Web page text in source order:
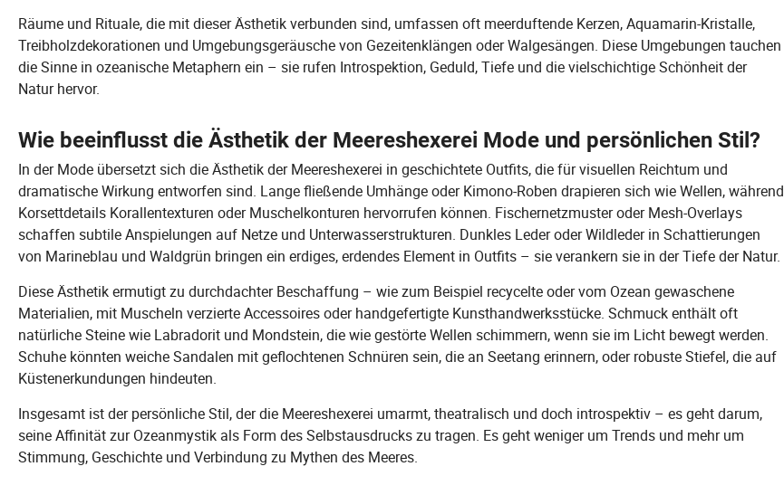
Räume und Rituale, die mit dieser Ästhetik verbunden sind, umfassen oft meerduftende Kerzen, Aquamarin-Kristalle,
Treibholzdekorationen und Umgebungsgeräusche von Gezeitenklängen oder Walgesängen. Diese Umgebungen tauchen
die Sinne in ozeanische Metaphern ein – sie rufen Introspektion, Geduld, Tiefe und die vielschichtige Schönheit der
Natur hervor.
Wie beeinflusst die Ästhetik der Meereshexerei Mode und persönlichen Stil?
In der Mode übersetzt sich die Ästhetik der Meereshexerei in geschichtete Outfits, die für visuellen Reichtum und
dramatische Wirkung entworfen sind. Lange fließende Umhänge oder Kimono-Roben drapieren sich wie Wellen, während
Korsettdetails Korallentexturen oder Muschelkonturen hervorrufen können. Fischernetzmuster oder Mesh-Overlays
schaffen subtile Anspielungen auf Netze und Unterwasserstrukturen. Dunkles Leder oder Wildleder in Schattierungen
von Marineblau und Waldgrün bringen ein erdiges, erdendes Element in Outfits – sie verankern sie in der Tiefe der Natur.
Diese Ästhetik ermutigt zu durchdachter Beschaffung – wie zum Beispiel recycelte oder vom Ozean gewaschene
Materialien, mit Muscheln verzierte Accessoires oder handgefertigte Kunsthandwerksstücke. Schmuck enthält oft
natürliche Steine wie Labradorit und Mondstein, die wie gestörte Wellen schimmern, wenn sie im Licht bewegt werden.
Schuhe könnten weiche Sandalen mit geflochtenen Schnüren sein, die an Seetang erinnern, oder robuste Stiefel, die auf
Küstenerkundungen hindeuten.
Insgesamt ist der persönliche Stil, der die Meereshexerei umarmt, theatralisch und doch introspektiv – es geht darum,
seine Affinität zur Ozeanmystik als Form des Selbstausdrucks zu tragen. Es geht weniger um Trends und mehr um
Stimmung, Geschichte und Verbindung zu Mythen des Meeres.